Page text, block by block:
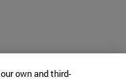
own and third-